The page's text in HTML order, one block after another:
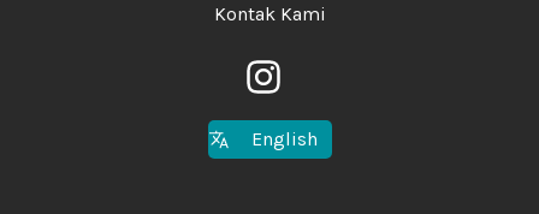
Kontak Kami
English